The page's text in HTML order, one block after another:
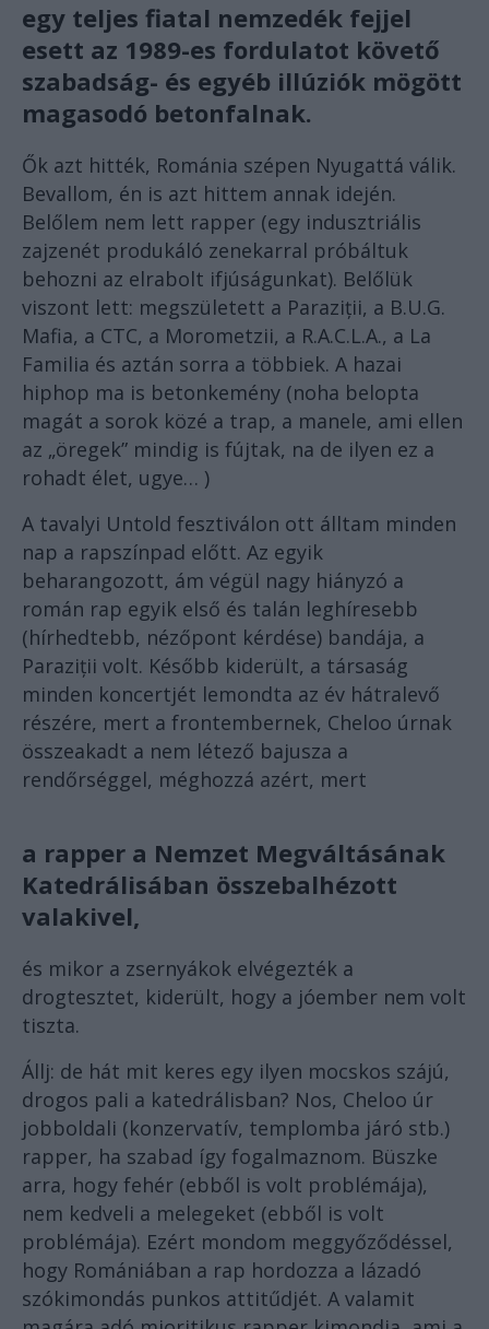
egy teljes fiatal nemzedék fejjel
esett az 1989-es fordulatot követő
szabadság- és egyéb illúziók mögött
magasodó betonfalnak.
Ők azt hitték, Románia szépen Nyugattá válik.
Bevallom, én is azt hittem annak idején.
Belőlem nem lett rapper (egy indusztriális
zajzenét produkáló zenekarral próbáltuk
behozni az elrabolt ifjúságunkat). Belőlük
viszont lett: megszületett a Paraziții, a B.U.G.
Mafia, a CTC, a Morometzii, a R.A.C.L.A., a La
Familia és aztán sorra a többiek. A hazai
hiphop ma is betonkemény (noha belopta
magát a sorok közé a trap, a manele, ami ellen
az „öregek” mindig is fújtak, na de ilyen ez a
rohadt élet, ugye… )
A tavalyi Untold fesztiválon ott álltam minden
nap a rapszínpad előtt. Az egyik
beharangozott, ám végül nagy hiányzó a
román rap egyik első és talán leghíresebb
(hírhedtebb, nézőpont kérdése) bandája, a
Paraziții volt. Később kiderült, a társaság
minden koncertjét lemondta az év hátralevő
részére, mert a frontembernek, Cheloo úrnak
összeakadt a nem létező bajusza a
rendőrséggel, méghozzá azért, mert
a rapper a Nemzet Megváltásának
Katedrálisában összebalhézott
valakivel,
és mikor a zsernyákok elvégezték a
drogtesztet, kiderült, hogy a jóember nem volt
tiszta.
Állj: de hát mit keres egy ilyen mocskos szájú,
drogos pali a katedrálisban? Nos, Cheloo úr
jobboldali (konzervatív, templomba járó stb.)
rapper, ha szabad így fogalmaznom. Büszke
arra, hogy fehér (ebből is volt problémája),
nem kedveli a melegeket (ebből is volt
problémája). Ezért mondom meggyőződéssel,
hogy Romániában a rap hordozza a lázadó
szókimondás punkos attitűdjét. A valamit